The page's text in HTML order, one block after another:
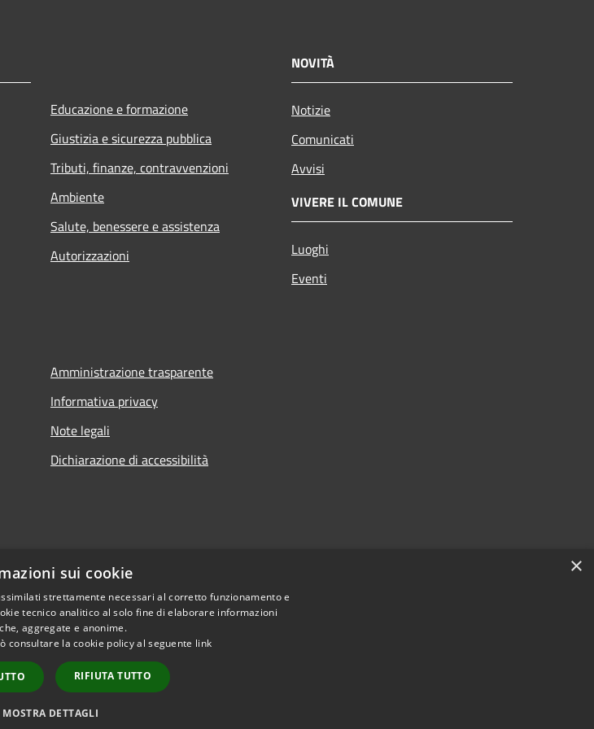
Educazione e formazione
Giustizia e sicurezza pubblica
Tributi, finanze, contravvenzioni
Ambiente
Salute, benessere e assistenza
Autorizzazioni
NOVITÀ
Notizie
Comunicati
Avvisi
VIVERE IL COMUNE
Luoghi
Eventi
Amministrazione trasparente
Informativa privacy
Note legali
Dichiarazione di accessibilità
Copyright © 2026 • Comune di Ferentillo • Powered by
×
sui cookie
strettamente necessari al corretto funzionamento e
tecnico analitico al solo fine di elaborare informazioni
aggregate e anonime.
consultare la cookie policy al seguente link
RIFIUTA TUTTO
MOSTRA DETTAGLI